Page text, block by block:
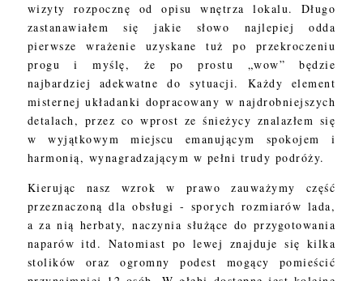
wizyty rozpocznę od opisu wnętrza lokalu. Długo
zastanawiałem się jakie słowo najlepiej odda
pierwsze wrażenie uzyskane tuż po przekroczeniu
progu i myślę, że po prostu „wow” będzie
najbardziej adekwatne do sytuacji. Każdy element
misternej układanki dopracowany w najdrobniejszych
detalach, przez co wprost ze śnieżycy znalazłem się
w wyjątkowym miejscu emanującym spokojem i
harmonią, wynagradzającym w pełni trudy podróży.
Kierując nasz wzrok w prawo zauważymy część
przeznaczoną dla obsługi - sporych rozmiarów lada,
a za nią herbaty, naczynia służące do przygotowania
naparów itd. Natomiast po lewej znajduje się kilka
stolików oraz ogromny podest mogący pomieścić